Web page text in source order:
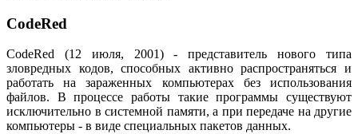
CodeRed
CodeRed (12 июля, 2001) - представитель нового типа
зловредных кодов, способных активно распространяться и
работать на зараженных компьютерах без использования
файлов. В процессе работы такие программы существуют
исключительно в системной памяти, а при передаче на другие
компьютеры - в виде специальных пакетов данных.